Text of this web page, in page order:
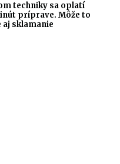
techniky sa oplatí
príprave. Môže to
sklamanie